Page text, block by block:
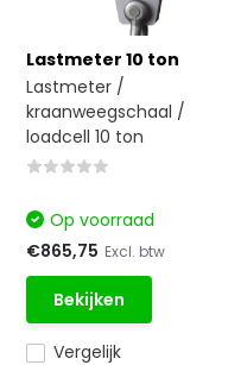
Lastmeter 10 ton
Lastmeter /
kraanweegschaal /
loadcell 10 ton
Vergelijk
Op voorraad
€865,75 Excl. btw
Bekijken